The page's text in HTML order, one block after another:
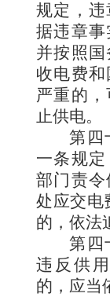
规定，
据违章事
并按照
收电费
严重的
止供电。
第
一条规
部门责
处应交电
的，依法
第
违反供
的，应当